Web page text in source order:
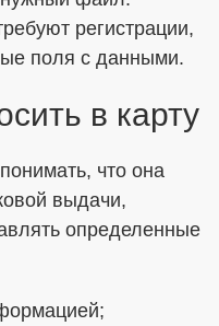
регистрации,
поля с данными.
в карту
что она
выдачи,
определенные